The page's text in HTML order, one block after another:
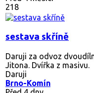
218
sestava skříně
Daruji za odvoz
Jitona. Dvířka z masivu.
Daruji
Brno-Komín